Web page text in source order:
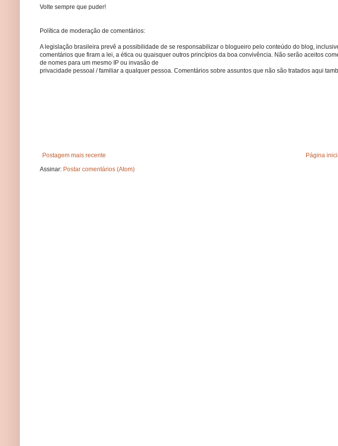
Volte sempre que puder!
Política de moderação de comentários:
A legislação brasileira prevê a possibilidade de se responsabilizar o blogueiro pelo conteúdo do blog,
comentários que firam a lei, a ética ou quaisquer outros princípios da boa convivência. Não serão aceitos
de nomes para um mesmo IP ou invasão de
privacidade pessoal / familiar a qualquer pessoa. Comentários sobre assuntos que não são tratados aqui
Postagem mais recente
Página
Assinar: Postar comentários (Atom)